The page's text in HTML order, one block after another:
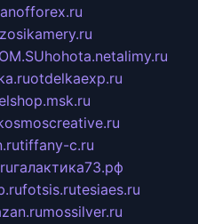
zosikamery.ru
hohota.netalimy.ru
otdelkaexp.ru
tiffany-c.ru
галактика73.рф
fotsis.rutesiaes.ru
mossilver.ru